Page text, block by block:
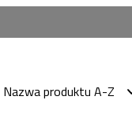
Nazwa produktu A-Z